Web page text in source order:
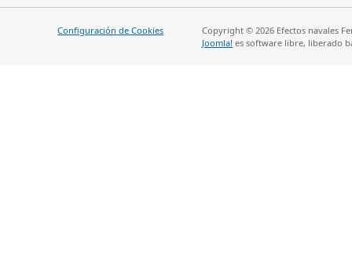
Configuración de Cookies
Copyright © 2026 Efectos navales
Joomla! es software libre, liberado